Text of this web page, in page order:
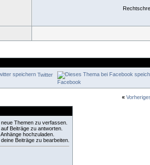
Twitter
Facebook
«
, neue Themen zu verfassen.
, auf Beiträge zu antworten.
, Anhänge hochzuladen.
, deine Beiträge zu bearbeiten.